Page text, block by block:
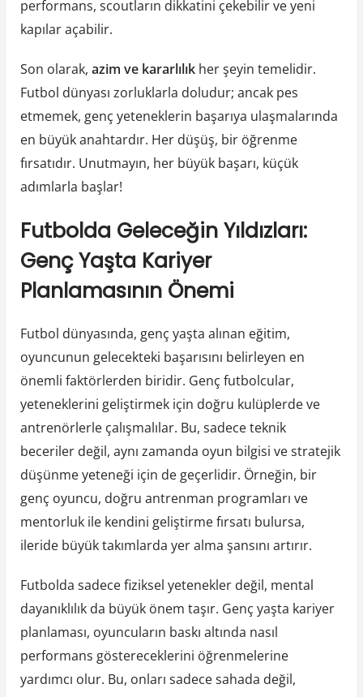
performans, scoutların dikkatini çekebilir ve yeni
kapılar açabilir.
Son olarak, azim ve kararlılıkher şeyin temelidir.
Futbol dünyası zorluklarla doludur; ancak pes
etmemek, genç yeteneklerin başarıya ulaşmalarında
en büyük anahtardır. Her düşüş, bir öğrenme
fırsatıdır. Unutmayın, her büyük başarı, küçük
adımlarla başlar!
Futbolda Geleceğin Yıldızları:
Genç Yaşta Kariyer
Planlamasının Önemi
Futbol dünyasında, genç yaşta alınan eğitim,
oyuncunun gelecekteki başarısını belirleyen en
önemli faktörlerden biridir. Genç futbolcular,
yeteneklerini geliştirmek için doğru kulüplerde ve
antrenörlerle çalışmalılar. Bu, sadece teknik
beceriler değil, aynı zamanda oyun bilgisi ve stratejik
düşünme yeteneği için de geçerlidir. Örneğin, bir
genç oyuncu, doğru antrenman programları ve
mentorluk ile kendini geliştirme fırsatı bulursa,
ileride büyük takımlarda yer alma şansını artırır.
Futbolda sadece fiziksel yetenekler değil, mental
dayanıklılık da büyük önem taşır. Genç yaşta kariyer
planlaması, oyuncuların baskı altında nasıl
performans göstereceklerini öğrenmelerine
yardımcı olur. Bu, onları sadece sahada değil,